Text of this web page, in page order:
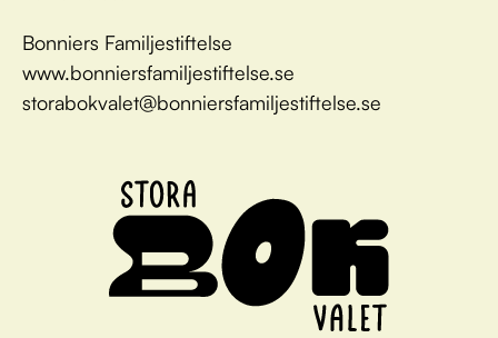
Bonniers Familjestiftelse
www.bonniersfamiljestiftelse.se
storabokvalet@bonniersfamiljestiftelse.se